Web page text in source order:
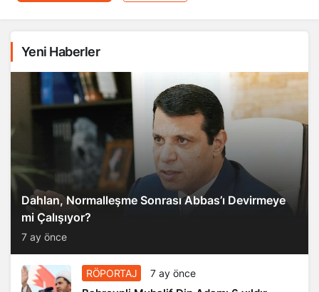
Yeni Haberler
Dahlan, Normalleşme Sonrası Abbas’ı Devirmeye
mi Çalışıyor?
7 ay önce
RÖPORTAJ 7 ay önce